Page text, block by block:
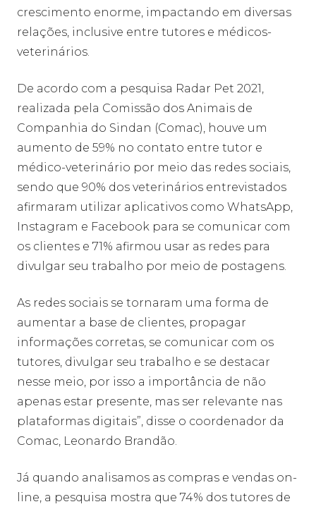
crescimento enorme, impactando em diversas
relações, inclusive entre tutores e médicos-
veterinários.
De acordo com a pesquisa Radar Pet 2021,
realizada pela Comissão dos Animais de
Companhia do Sindan (Comac), houve um
aumento de 59% no contato entre tutor e
médico-veterinário por meio das redes sociais,
sendo que 90% dos veterinários entrevistados
afirmaram utilizar aplicativos como WhatsApp,
Instagram e Facebook para se comunicar com
os clientes e 71% afirmou usar as redes para
divulgar seu trabalho por meio de postagens.
As redes sociais se tornaram uma forma de
aumentar a base de clientes, propagar
informações corretas, se comunicar com os
tutores, divulgar seu trabalho e se destacar
nesse meio, por isso a importância de não
apenas estar presente, mas ser relevante nas
plataformas digitais”, disse o coordenador da
Comac, Leonardo Brandão.
Já quando analisamos as compras e vendas on-
line, a pesquisa mostra que 74% dos tutores de